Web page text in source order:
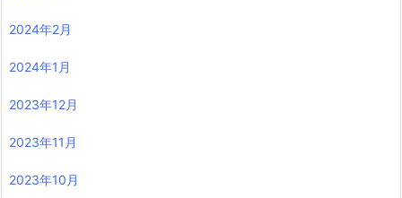
2024年2月
2024年1月
2023年12月
2023年11月
2023年10月